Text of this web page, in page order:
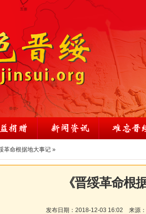
革命根据地大事记 »
《晋绥革命根
发布日期： 2018-12-03 16:02 来源：